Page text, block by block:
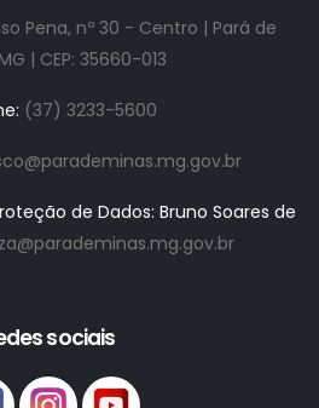
Pena, nº 30 - Centro | Pará de
| CEP: 35660-013
(37) 3233-5600
de Dados: Bruno Soares de
sociais